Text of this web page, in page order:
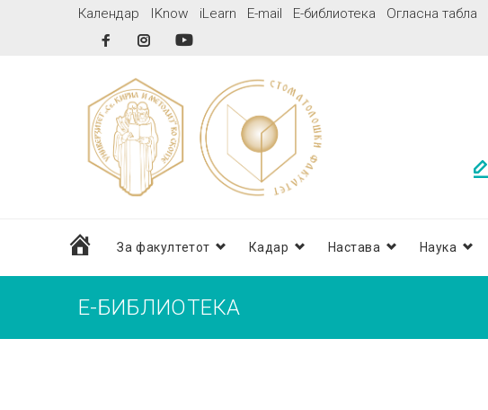
Календар IKnow iLearn E-mail Е-библиотека Огласна табла
FacebookInstagram
домаЗа факултетот Кадар Настава Наука
Е-БИБЛИОТЕКА